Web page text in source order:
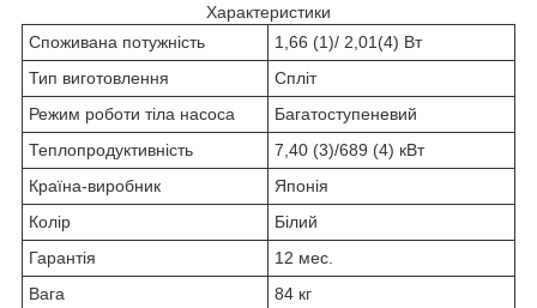
Характеристики
Споживана потужність
1,66 (1)/ 2,01(4) Вт
Тип виготовлення
Спліт
Режим роботи тіла насоса
Багатоступеневий
Теплопродуктивність
7,40 (3)/689 (4) кВт
Країна-виробник
Японія
Колір
Білий
Гарантія
12 мес.
Вага
84 кг